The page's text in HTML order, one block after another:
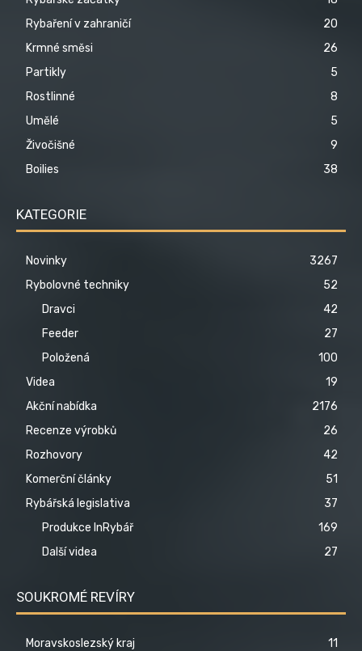
Rybaření v zahraničí
20
Krmné směsi
26
Partikly
5
Rostlinné
8
Umělé
5
Živočišné
9
Boilies
38
KATEGORIE
Novinky
3267
Rybolovné techniky
52
Dravci
42
Feeder
27
Položená
100
Videa
19
Akční nabídka
2176
Recenze výrobků
26
Rozhovory
42
Komerční články
51
Rybářská legislativa
37
Produkce InRybář
169
Další videa
27
SOUKROMÉ REVÍRY
Moravskoslezský kraj
11